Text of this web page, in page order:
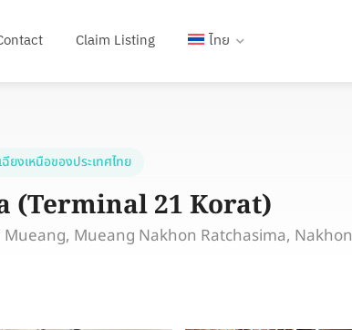
Claim Listing ไทย
ยงเหนือของประเทศไทย
(Terminal 21 Korat)
Mueang Nakhon Ratchasima, Nakhon